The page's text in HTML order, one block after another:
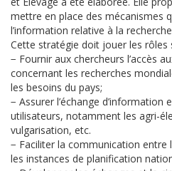
mettre en place des mécanismes
l’information relative à la
Cette stratégie doit jouer les rôles
− Fournir aux chercheurs l’accès
concernant les recherches
les besoins du pays;
− Assurer l’échange d’information
utilisateurs, notamment les agri-
vulgarisation, etc.
− Faciliter la communication entre
les instances de planification